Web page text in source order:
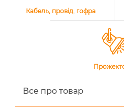
Кабель, провід, гофра
Все про товар